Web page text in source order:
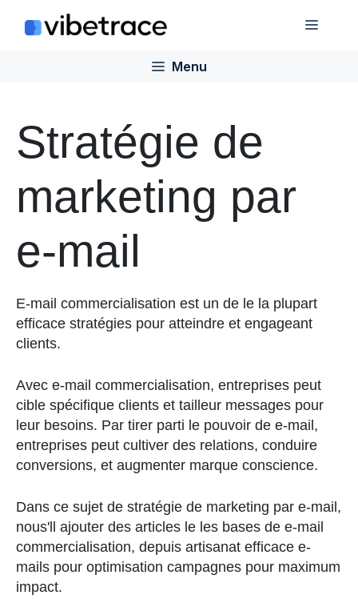
Menu
Menu
Stratégie de
marketing par
e-mail
E-mail commercialisation est un de le la plupart
efficace stratégies pour atteindre et engageant
clients.
Avec e-mail commercialisation, entreprises peut
cible spécifique clients et tailleur messages pour
leur besoins. Par tirer parti le pouvoir de e-mail ,
entreprises peut cultiver des relations, conduire
conversions, et augmenter marque conscience.
Dans ce sujet de stratégie de marketing par e-mail ,
nous'll ajouter des articles le les bases de e-mail
commercialisation, depuis artisanat efficace e-
mails pour optimisation campagnes pour maximum
impact.